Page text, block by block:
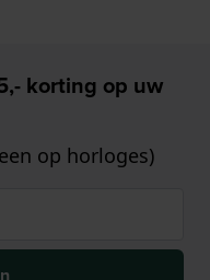
korting op uw
op horloges)